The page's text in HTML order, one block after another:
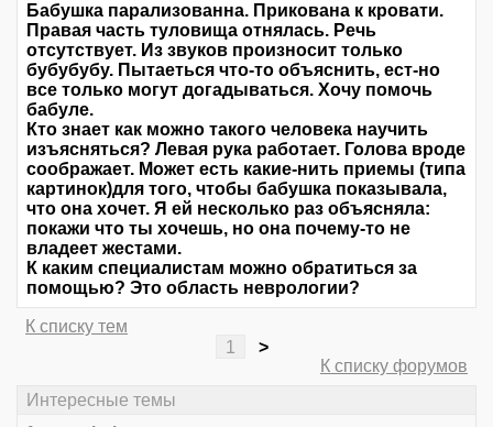
Бабушка парализованна. Прикована к кровати.
Правая часть туловища отнялась. Речь
отсутствует. Из звуков произносит только
бубубубу. Пытаеться что-то объяснить, ест-но
все только могут догадываться. Хочу помочь
бабуле.
Кто знает как можно такого человека научить
изъясняться? Левая рука работает. Голова вроде
соображает. Может есть какие-нить приемы (типа
картинок)для того, чтобы бабушка показывала,
что она хочет. Я ей несколько раз объясняла:
покажи что ты хочешь, но она почему-то не
владеет жестами.
К каким специалистам можно обратиться за
помощью? Это область неврологии?
К списку тем
1
>
К списку форумов
Интересные темы